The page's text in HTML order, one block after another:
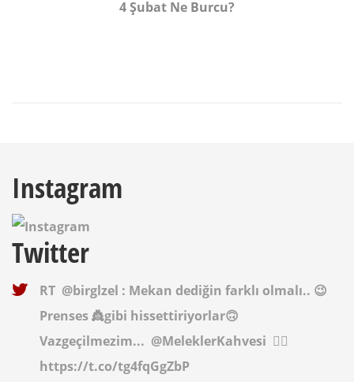
4 Şubat Ne Burcu?
Instagram
Twitter
RT @birglzel : Mekan dediğin farklı olmalı.. 😉
Prenses 👸gibi hissettiriyorlar🙃
Vazgeçilmezim... @MeleklerKahvesi ✌🏻
https://t.co/tg4fqGgZbP